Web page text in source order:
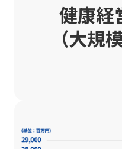
健康経
（大規